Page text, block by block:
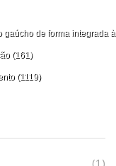
de forma
(161)
(1119)
(1)